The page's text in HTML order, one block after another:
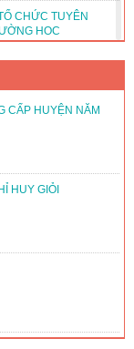
CHỨC TUYÊN
HỌC
CHỨC HOẠT ĐỘNG
1 DUY TRÌ VÀ
VĂN NGHỆ, THỂ
1 TỔ CHỨC
ĐẠI HỘI ĐOÀN CÁC
CẤP HUYỆN NĂM
HUY GIỎI